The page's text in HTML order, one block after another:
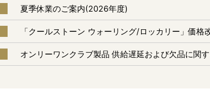
夏季休業のご案内(2026年度)
「クールストーン ウォーリング/ロッカリー」価格
オンリーワンクラブ製品 供給遅延および欠品に関